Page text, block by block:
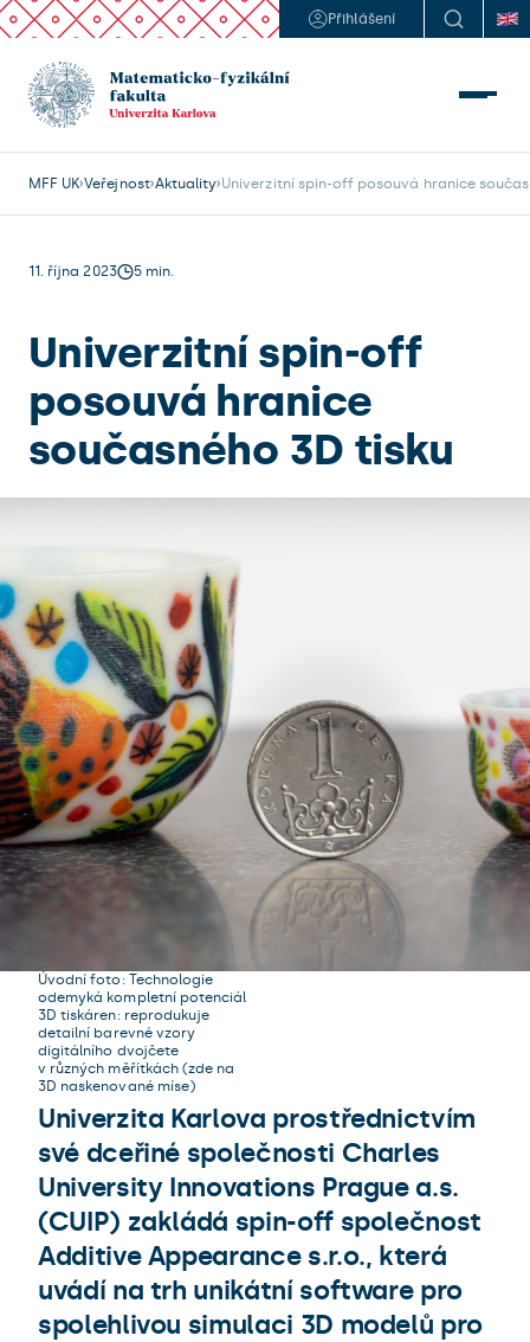
Přihlášení
MFF UK Veřejnost Aktuality Univerzitní spin-off posouvá hranice
11. října 2023 5 min.
Univerzitní spin-off
posouvá hranice
současného 3D tisku
Úvodní foto: Technologie
odemyká kompletní potenciál
3D tiskáren: reprodukuje
detailní barevné vzory
digitálního dvojčete
v různých měřítkách (zde na
3D naskenované míse)
Univerzita Karlova prostřednictvím
své dceřiné společnosti Charles
University Innovations Prague a.s.
(CUIP) zakládá spin-off společnost
Additive Appearance s.r.o., která
uvádí na trh unikátní software pro
spolehlivou simulaci 3D modelů pro